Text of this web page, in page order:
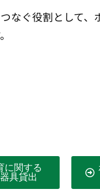
なぐ役割として、
に関する
具貸出